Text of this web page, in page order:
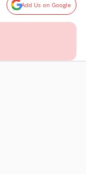
Add Us on Google